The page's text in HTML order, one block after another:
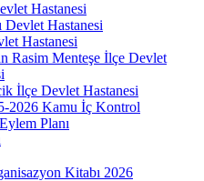
Hastanesi
Devlet Hastanesi
Hastanesi
Rasim Menteşe İlçe Devlet
İlçe Devlet Hastanesi
2026 Kamu İç Kontrol
Planı
Kitabı 2026